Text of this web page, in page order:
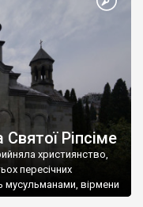
Ріпсіме
християнство,
пересічних
мусульманами, вірмени